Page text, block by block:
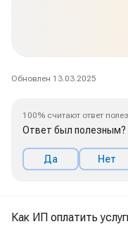
Обновлен 13.03.2025
100% считают ответ
Ответ был полезным?
Да Нет
Как ИП оплатить